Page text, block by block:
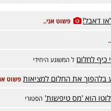
דאבל! פשוט אני..
כיף לחלום ל המשוגע היחידי
בלהפוך את החלום למציאות פשוט
הוא 'מס טיפשות' הסטורי